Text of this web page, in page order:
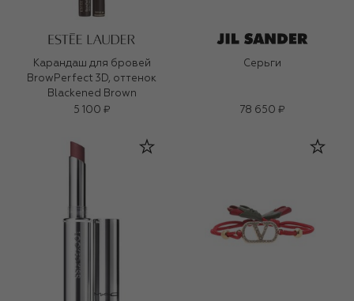
Карандаш для бровей
BrowPerfect 3D, оттенок
Blackened Brown
5 100 ₽
Серьги
78 650 ₽